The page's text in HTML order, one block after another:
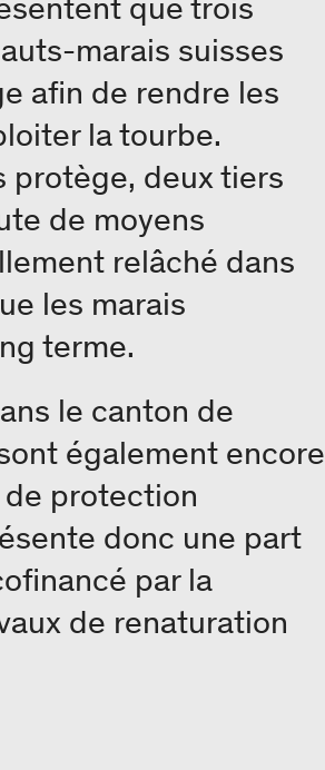
marais suisses
afin de rendre les
la tourbe.
protège, deux tiers
de moyens
relâché dans
les marais
terme.
le canton de
également encore
protection
donc une part
par la
de renaturation